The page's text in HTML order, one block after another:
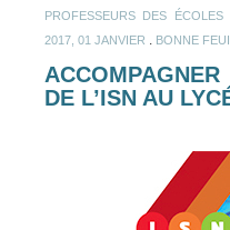
PROFESSEURS DES ÉCOLES
2017, 01 JANVIER BONNE
DE L’ISN AU